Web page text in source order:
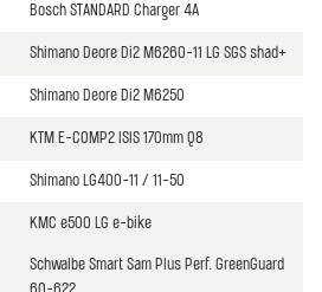
Bosch STANDARD Charger 4A
Shimano Deore Di2 M6260-11 LG SGS shad+
Shimano Deore Di2 M6250
KTM E-COMP2 ISIS 170mm Q8
Shimano LG400-11 / 11-50
KMC e500 LG e-bike
Schwalbe Smart Sam Plus Perf. GreenGuard